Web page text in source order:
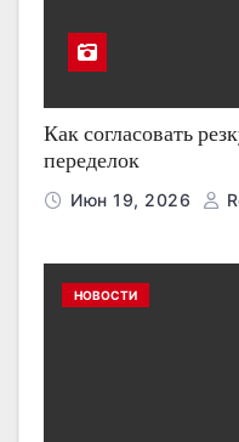
Как согласовать
переделок
Июн 19, 2026
НОВОСТИ